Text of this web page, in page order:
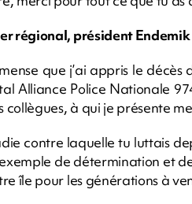
régional, président Endemik
que j’ai appris le
Alliance Police Nationale
collègues, à qui je présente
contre laquelle tu luttais
de détermination et
île pour les générations à